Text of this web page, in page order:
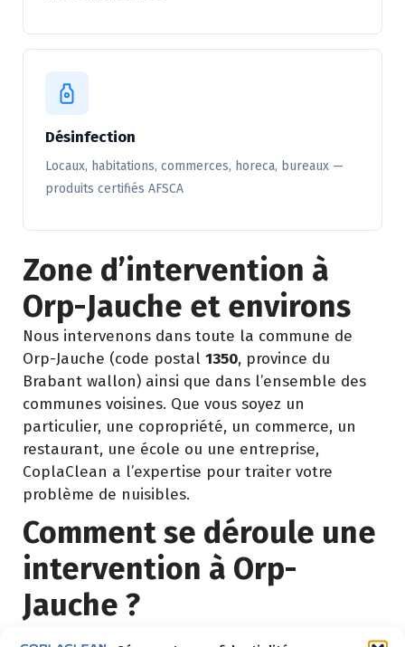
Désinfection
Locaux, habitations, commerces, horeca, bureaux —
produits certifiés AFSCA
Zone d’intervention à
Orp-Jauche et environs
Nous intervenons dans toute la commune de
Orp-Jauche (code postal 1350, province du
Brabant wallon) ainsi que dans l’ensemble des
communes voisines. Que vous soyez un
particulier, une copropriété, un commerce, un
restaurant, une école ou une entreprise,
CoplaClean a l’expertise pour traiter votre
problème de nuisibles.
Comment se déroule une
intervention à Orp-
Jauche ?